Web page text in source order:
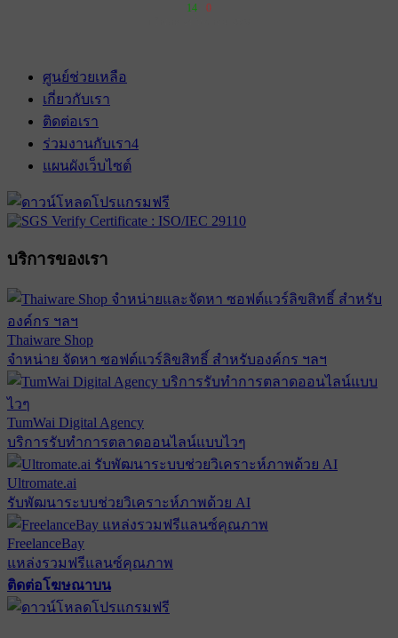
14 0
ศูนย์ช่วยเหลือ
เกี่ยวกับเรา
ติดต่อเรา
ร่วมงานกับเรา4
แผนผังเว็บไซต์
บริการของเรา
Thaiware Shop
จำหน่าย จัดหา ซอฟต์แวร์ลิขสิทธิ์ สำหรับองค์กร ฯลฯ
TumWai Digital Agency
บริการรับทำการตลาดออนไลน์แบบไวๆ
Ultromate.ai
รับพัฒนาระบบช่วยวิเคราะห์ภาพด้วย AI
FreelanceBay
แหล่งรวมฟรีแลนซ์คุณภาพ
ติดต่อโฆษณาบน